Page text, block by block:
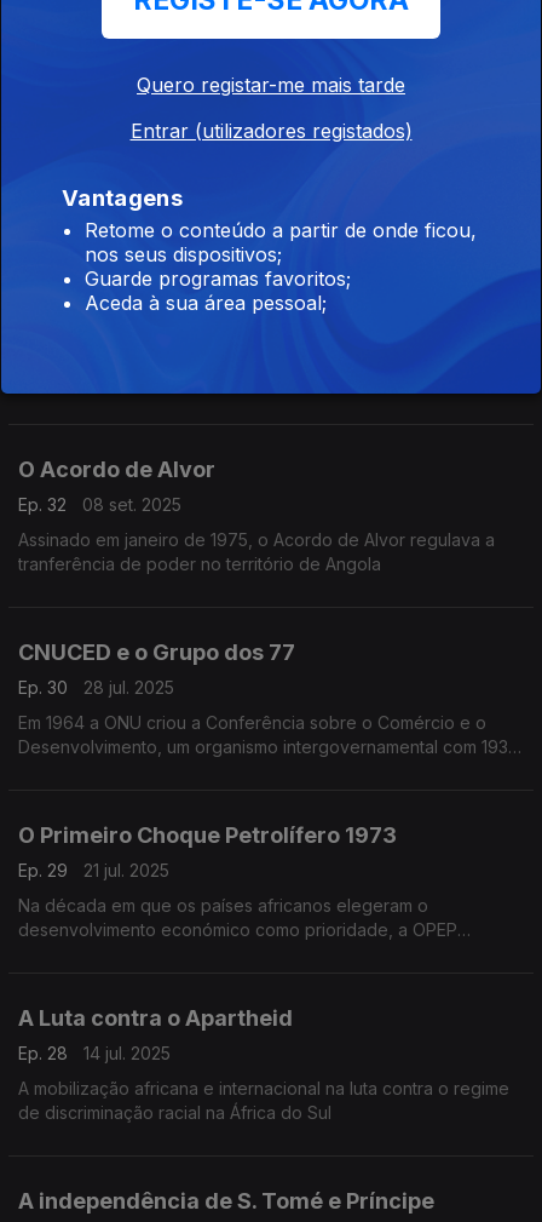
Sondagem "A Descolonização Portuguesa e os
Seus Legados"
A opinião de cidadão de Portugal, Angola e Cabo Verde foi
O Assalto à Embaixada de Espanha em
Portugal
O Acordo de Alvor
Ep. 32
08 set. 2025
Assinado em janeiro de 1975, o Acordo de Alvor regulava a
tranferência de poder no território de Angola
CNUCED e o Grupo dos 77
Ep. 30
28 jul. 2025
Em 1964 a ONU criou a Conferência sobre o Comércio e o
Desenvolvimento, um organismo intergovernamental com 193
O Primeiro Choque Petrolífero 1973
Ep. 29
21 jul. 2025
Na década em que os países africanos elegeram o
desenvolvimento económico como prioridade, a OPEP
A Luta contra o Apartheid
Ep. 28
14 jul. 2025
A mobilização africana e internacional na luta contra o regime
de discriminação racial na África do Sul
A independência de S. Tomé e Príncipe
Quero registar-me mais tarde
Entrar (utilizadores registados)
Vantagens
Retome o conteúdo a partir de onde ficou,
nos seus dispositivos;
Guarde programas favoritos;
Aceda à sua área pessoal;